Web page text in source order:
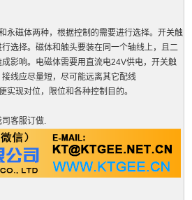
永磁体两种，根据控制的需要进行选择。开关触
选择。磁体和触头要装在同一个轴线上，且二
影响。电磁体需要用直流电24V供电，开关触
线应尽量短，尽可能远离其它配线
现对位，限位和各种控制目的。
客服订做.